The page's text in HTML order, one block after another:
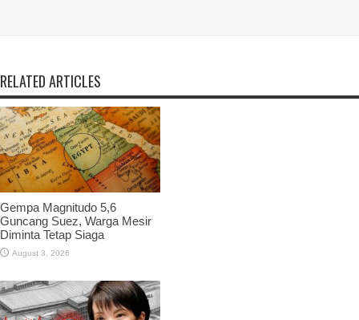
RELATED ARTICLES
Gempa Magnitudo 5,6
Guncang Suez, Warga Mesir
Diminta Tetap Siaga
August 3, 2026